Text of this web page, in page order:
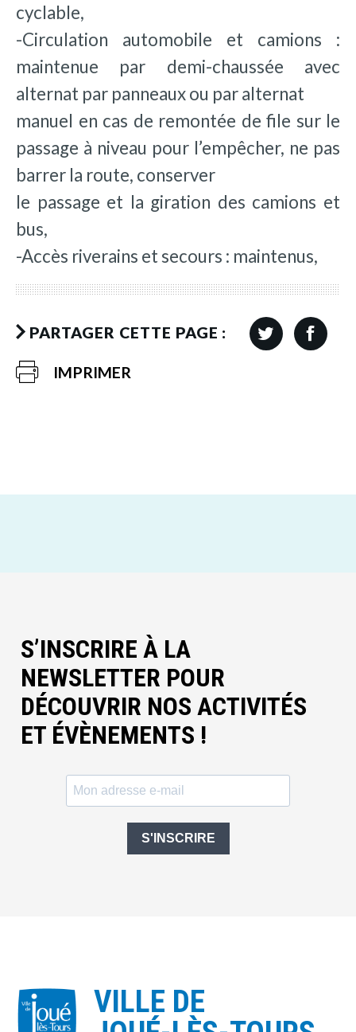
cyclable,
-Circulation automobile et camions :
maintenue par demi-chaussée avec
alternat par panneaux ou par alternat
manuel en cas de remontée de file sur le
passage à niveau pour l’empêcher, ne pas
barrer la route, conserver
le passage et la giration des camions et
bus,
-Accès riverains et secours : maintenus,
PARTAGER CETTE PAGE :
IMPRIMER
S’INSCRIRE À LA
NEWSLETTER POUR
DÉCOUVRIR NOS ACTIVITÉS
ET ÉVÈNEMENTS !
S'INSCRIRE
VILLE DE